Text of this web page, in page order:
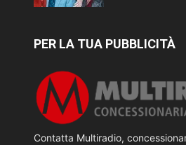
PER LA TUA PUBBLICITÀ
Contatta Multiradio,